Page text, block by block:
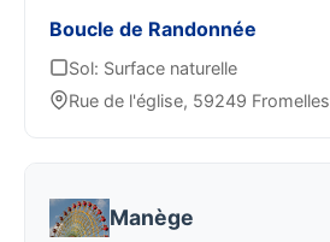
Boucle de Randonnée
Sol: Surface naturelle
Rue de l'église, 59249 Fromelles
Manège